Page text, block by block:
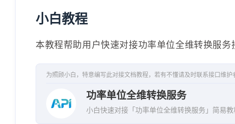
小白教程
本教程帮助用户快速对接功率单位全维转换服务
为照顾小白，特意编写此对接文档教程，若有不懂请及时联系接口维护
功率单位全维转换服务
小白快速对接「功率单位全维转换服务」简易教